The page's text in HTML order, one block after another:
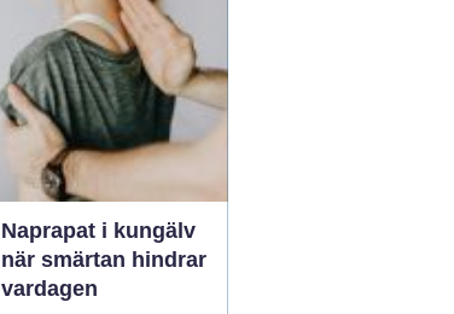
kombinerar både
behandling och
avkoppling, vilket s...
Naprapat i kungälv
när smärtan hindrar
vardagen